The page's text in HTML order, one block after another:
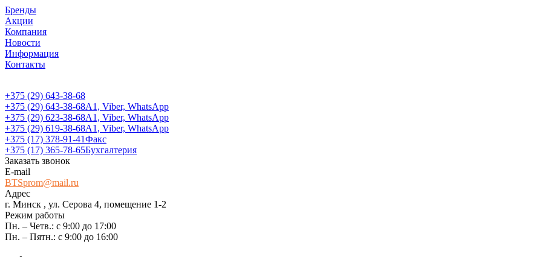
Бренды
Акции
Компания
Новости
Информация
Контакты
+375 (29) 643-38-68
+375 (29) 643-38-68А1, Viber, WhatsApp
+375 (29) 623-38-68А1, Viber, WhatsApp
+375 (29) 619-38-68А1, Viber, WhatsApp
+375 (17) 378-91-41Факс
+375 (17) 365-78-65Бухгалтерия
Заказать звонок
E-mail
BTSprom@mail.ru
Адрес
г. Минск , ул. Серова 4, помещение 1-2
Режим работы
Пн. – Четв.: с 9:00 до 17:00
Пн. – Пятн.: с 9:00 до 16:00